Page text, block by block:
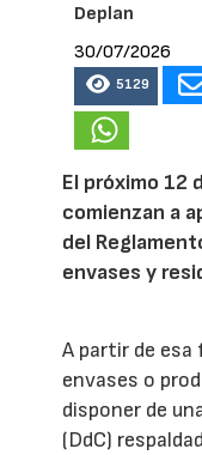
Deplan
30/07/2026
5129
El próximo 12
comienzan a
del
envases y
A partir de
envases o
disponer de
(DdC)